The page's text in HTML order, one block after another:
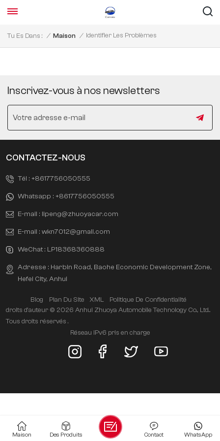
Tu Es Dans : / Maison / Identifier Les Problèmes
Inscrivez-vous à nos newsletters
CONTACTEZ-NOUS
Tél : +8617756050555
Whatsapp : +8617756050555
E-mail : lipeng@zhuoyacar.com
E-mail : wkn7012@gmail.com
WeChat : LP18368360888
Adresse : Harbin Road, Baohe Economic Development Zone,
Hefei City, Anhui
Blog Plan Du Site XML
Politique De Confidentialité
droits d'auteur © 2026 Anhui Zhuoya Automobile Technology Co., Ltd..
Tous droits réservés .
Réseau IPv6 pris en charge
Maison Des Produits WhatsApp
Contact